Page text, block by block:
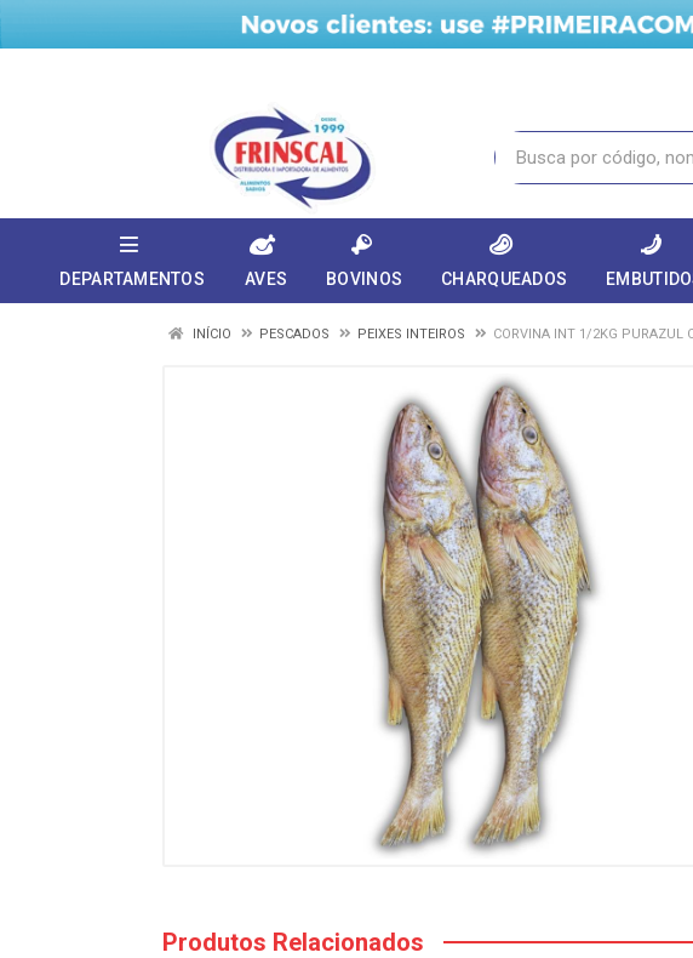
DEPARTAMENTOS AVES BOVINOS CHARQUEADOS
INÍCIO PESCADOS PEIXES INTEIROS CORVINA INT 1/2KG PURAZUL
Produtos Relacionados